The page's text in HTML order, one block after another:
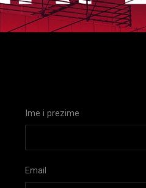
Ime i prezime
Email